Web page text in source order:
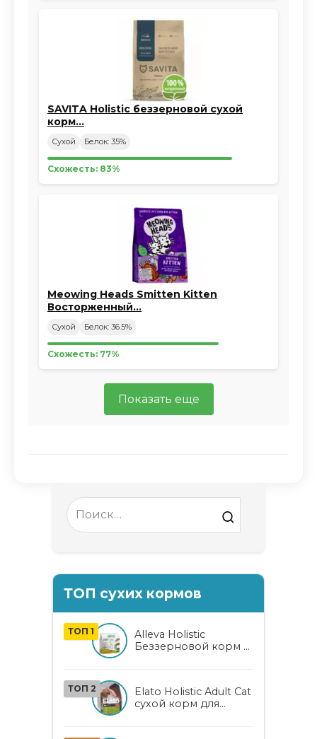
SAVITA Holistic беззерновой сухой
корм…
Сухой Белок: 35%
Схожесть: 83%
Meowing Heads Smitten Kitten
Восторженный…
Сухой Белок: 36.5%
Схожесть: 77%
Показать еще
Search
for:
ТОП сухих кормов
ТОП 1
Alleva Holistic
Беззерновой корм с
женьшенем
ТОП 2
Elato Holistic Adult Cat
сухой корм для